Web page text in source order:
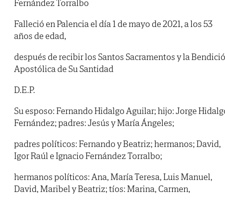
Fernández Torralbo
Falleció en Palencia el día 1 de mayo de 2021, a los 53
años de edad,
después de recibir los Santos Sacramentos y la
Apostólica de Su Santidad
D.E.P.
Su esposo: Fernando Hidalgo Aguilar; hijo: Jorge
Fernández; padres: Jesús y María Ángeles;
padres políticos: Fernando y Beatriz; hermanos; David,
Igor Raúl e Ignacio Fernández Torralbo;
hermanos políticos: Ana, María Teresa, Luis Manuel,
David, Maribel y Beatriz; tíos: Marina, Carmen,